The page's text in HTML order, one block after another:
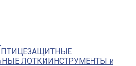
ПТИЦЕЗАЩИТНЫЕ
ЛОТКИИНСТРУМЕНТЫ и